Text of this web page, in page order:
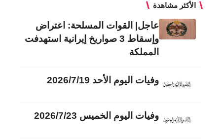
الأكثر مشاهدة
عاجل| القوات المسلحة: اعتراض
وإسقاط 3 صواريخ إيرانية استهدفت
المملكة
وفيات اليوم الأحد 2026/7/19
وفيات اليوم الخميس 2026/7/23